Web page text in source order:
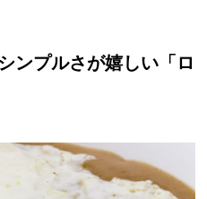
ンプルさが嬉しい「ロ